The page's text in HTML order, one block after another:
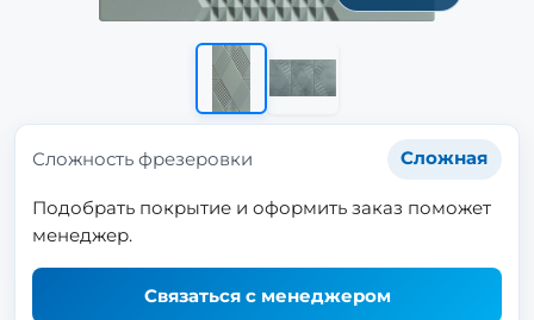
Сложность фрезеровки Сложная
Подобрать покрытие и оформить заказ поможет
менеджер.
Связаться с менеджером